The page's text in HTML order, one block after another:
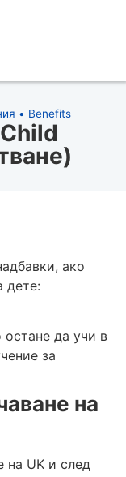
• Benefits
ако
дете:
да учи в
за
на
на UK и след